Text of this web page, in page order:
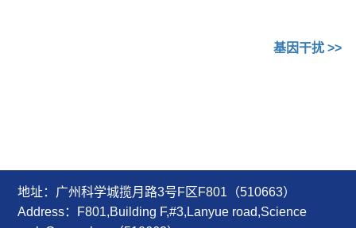
基因干扰 >>
地址：广州科学城揽月路3号F区F801（510663）
Address：F801,Building F,#3,Lanyue road,Science